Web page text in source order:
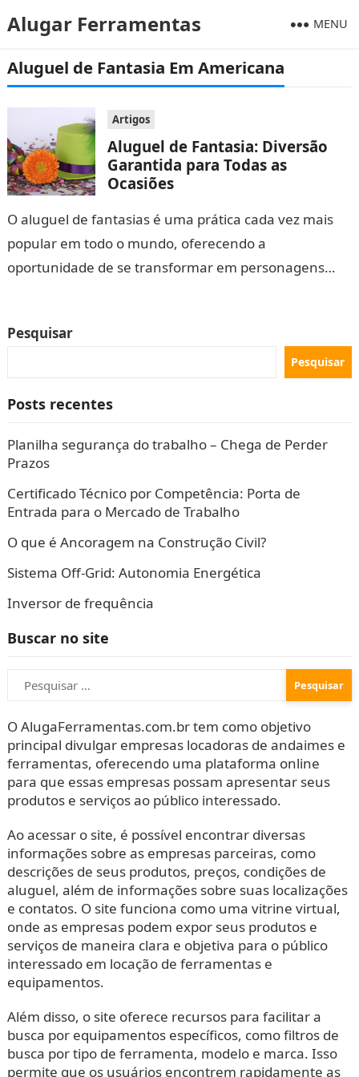
Alugar Ferramentas MENU
Aluguel de Fantasia Em Americana
Artigos
Aluguel de Fantasia: Diversão
Garantida para Todas as
Ocasiões
O aluguel de fantasias é uma prática cada vez mais
popular em todo o mundo, oferecendo a
oportunidade de se transformar em personagens
Pesquisar
Pesquisar
Posts recentes
Planilha segurança do trabalho – Chega de Perder
Prazos
Certificado Técnico por Competência: Porta de
Entrada para o Mercado de Trabalho
O que é Ancoragem na Construção Civil?
Sistema Off-Grid: Autonomia Energética
Inversor de frequência
Buscar no site
Pesquisar
por:
O AlugaFerramentas.com.br tem como objetivo
principal divulgar empresas locadoras de andaimes e
ferramentas, oferecendo uma plataforma online
para que essas empresas possam apresentar seus
produtos e serviços ao público interessado.
Ao acessar o site, é possível encontrar diversas
informações sobre as empresas parceiras, como
descrições de seus produtos, preços, condições de
aluguel, além de informações sobre suas localizações
e contatos. O site funciona como uma vitrine virtual,
onde as empresas podem expor seus produtos e
serviços de maneira clara e objetiva para o público
interessado em locação de ferramentas e
equipamentos.
Além disso, o site oferece recursos para facilitar a
busca por equipamentos específicos, como filtros de
busca por tipo de ferramenta, modelo e marca. Isso
permite que os usuários encontrem rapidamente as